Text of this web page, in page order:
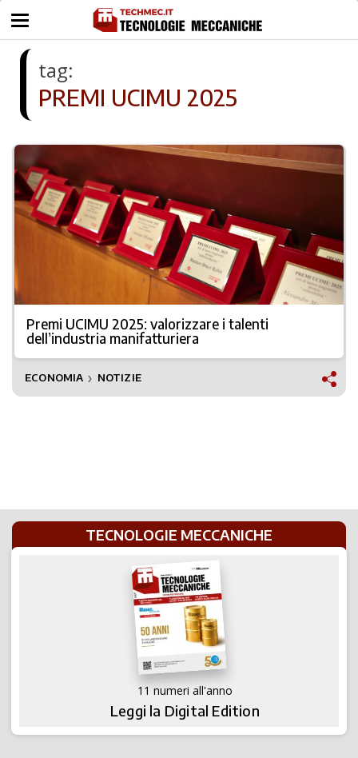
tag:
PREMI UCIMU 2025
Premi UCIMU 2025: valorizzare i talenti
dell’industria manifatturiera
ECONOMIA ❯ NOTIZIE
TECNOLOGIE MECCANICHE
11 numeri all'anno
Leggi la Digital Edition